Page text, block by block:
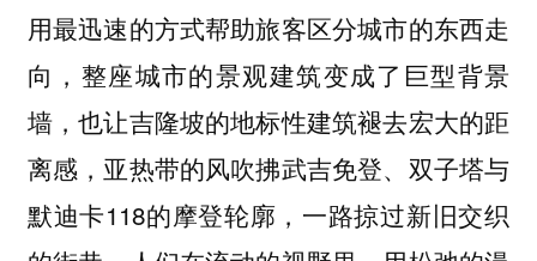
用最迅速的方式帮助旅客区分城市的东西走
向，整座城市的景观建筑变成了巨型背景
墙，也让吉隆坡的地标性建筑褪去宏大的距
离感，亚热带的风吹拂武吉免登、双子塔与
默迪卡118的摩登轮廓，一路掠过新旧交织